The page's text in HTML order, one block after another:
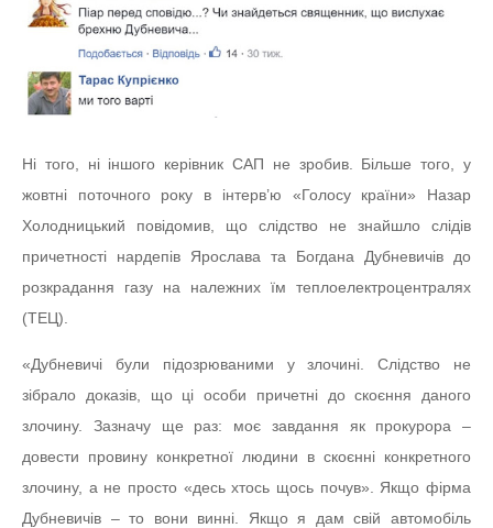
Ні того, ні іншого керівник САП не зробив. Більше того, у
жовтні поточного року в інтерв’ю «Голосу країни» Назар
Холодницький повідомив, що слідство не знайшло слідів
причетності нардепів Ярослава та Богдана Дубневичів до
розкрадання газу на належних їм теплоелектроцентралях
(ТЕЦ).
«Дубневичі були підозрюваними у злочині. Слідство не
зібрало доказів, що ці особи причетні до скоєння даного
злочину. Зазначу ще раз: моє завдання як прокурора –
довести провину конкретної людини в скоєнні конкретного
злочину, а не просто «десь хтось щось почув». Якщо фірма
Дубневичів – то вони винні. Якщо я дам свій автомобіль